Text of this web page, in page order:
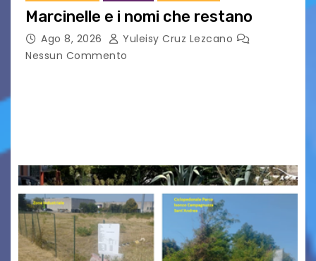
Marcinelle e i nomi che restano
Ago 8, 2026
Yuleisy Cruz Lezcano
Nessun Commento